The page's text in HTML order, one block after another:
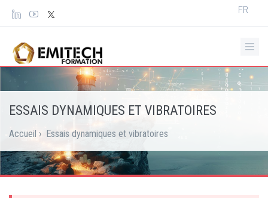
Panneau de gestion des cookies
Select
FR
ESSAIS DYNAMIQUES ET VIBRATOIRES
Accueil › Essais dynamiques et vibratoires